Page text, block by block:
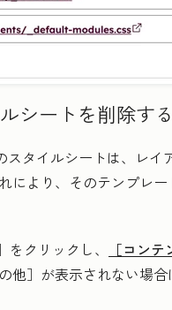
シートを削除する
スタイルシートは、レ
により、そのテンプレ
をクリックし、 ［コン
の他］が表示されない場合